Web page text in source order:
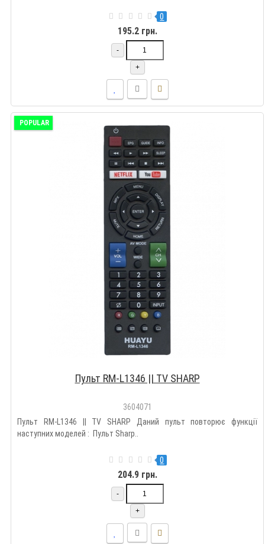
0
195.2 грн.
-
+
POPULAR
Пульт RM-L1346 || TV SHARP
3604071
Пульт RM-L1346 || TV SHARP Даний пульт повторює функції
наступних моделей : Пульт Sharp..
0
204.9 грн.
-
+